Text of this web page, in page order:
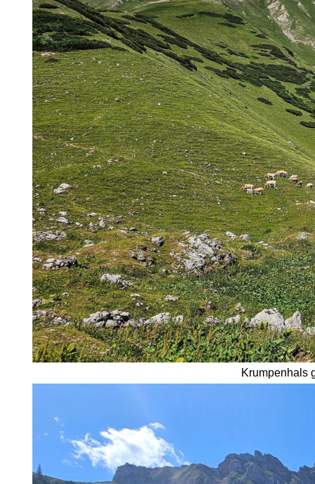
Krumpenhals